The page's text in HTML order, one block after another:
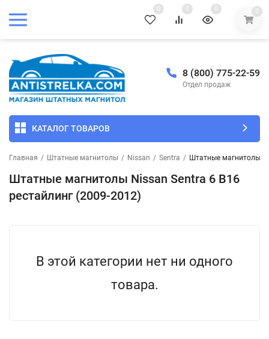
0 0 0 0
8 (800) 775-22-59
Отдел продаж
КАТАЛОГ ТОВАРОВ
Главная / Штатные магнитолы / Nissan / Sentra / Штатные магнитолы
Штатные магнитолы Nissan Sentra 6 B16
рестайлинг (2009-2012)
В этой категории нет ни одного
товара.